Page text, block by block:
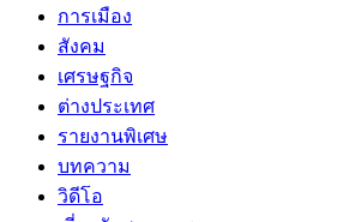
การเมือง
สังคม
เศรษฐกิจ
ต่างประเทศ
รายงานพิเศษ
บทความ
วิดีโอ